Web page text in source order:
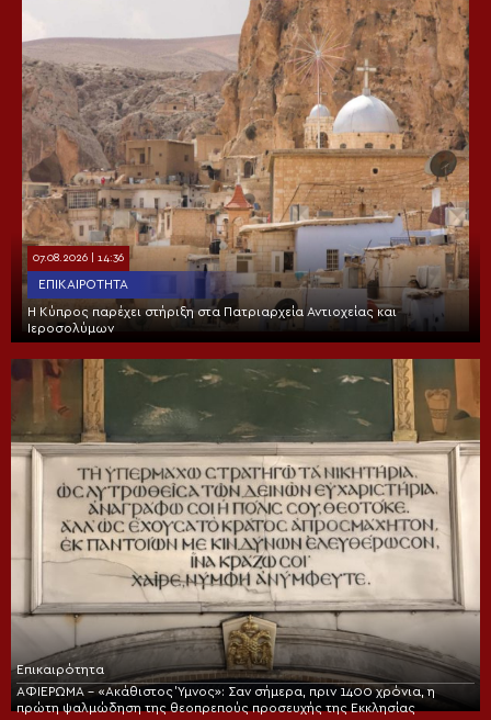
07.08.2026 | 14:36
ΕΠΙΚΑΙΡΌΤΗΤΑ
Η Κύπρος παρέχει στήριξη στα Πατριαρχεία Αντιοχείας και
Ιεροσολύμων
Επικαιρότητα
ΑΦΙΕΡΩΜΑ – «Ακάθιστος Ύμνος»: Σαν σήμερα, πριν 1400 χρόνια, η
πρώτη ψαλμώδηση της θεοπρεπούς προσευχής της Εκκλησίας